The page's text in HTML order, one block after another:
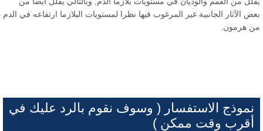
الآثار الجانبية غير المرغوب فيها نظرا لمستويات البلازما ارتفاعه في الدم
هرمون.
نموذج الاستفسار ( وسوف نقوم بالرد عليك في
أقرب وقت ممكن )